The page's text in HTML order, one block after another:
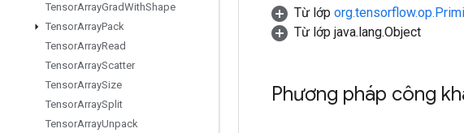
TensorArrayGradWithShape
TensorArrayPack
TensorArrayRead
TensorArrayScatter
TensorArraySize
TensorArraySplit
TensorArrayUnpack
Từ lớp
Từ lớp java.lang.Object
Phương pháp công